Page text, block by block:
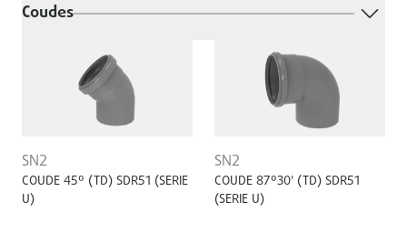
Coudes
SN2
COUDE 45º (TD) SDR51 (SERIE
U)
SN2
COUDE 87º30' (TD) SDR51
(SERIE U)